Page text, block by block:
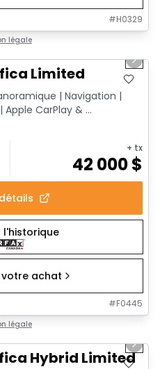
#H0329
légale
Next
Limited
| Navigation |
CarPlay & ...
+ tx
42 000$
l'historique
achat
#F0445
légale
Next
Hybrid Limited